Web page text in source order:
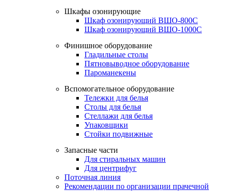
Шкафы озонирующие
Шкаф озонирующий ВШО-800С
Шкаф озонирующий ВШО-1000С
Финишное оборудование
Гладильные столы
Пятновыводное оборудование
Пароманекены
Вспомогательное оборудование
Тележки для белья
Столы для белья
Стеллажи для белья
Упаковщики
Стойки подвижные
Запасные части
Для стиральных машин
Для центрифуг
Поточная линия
Рекомендации по организации прачечной